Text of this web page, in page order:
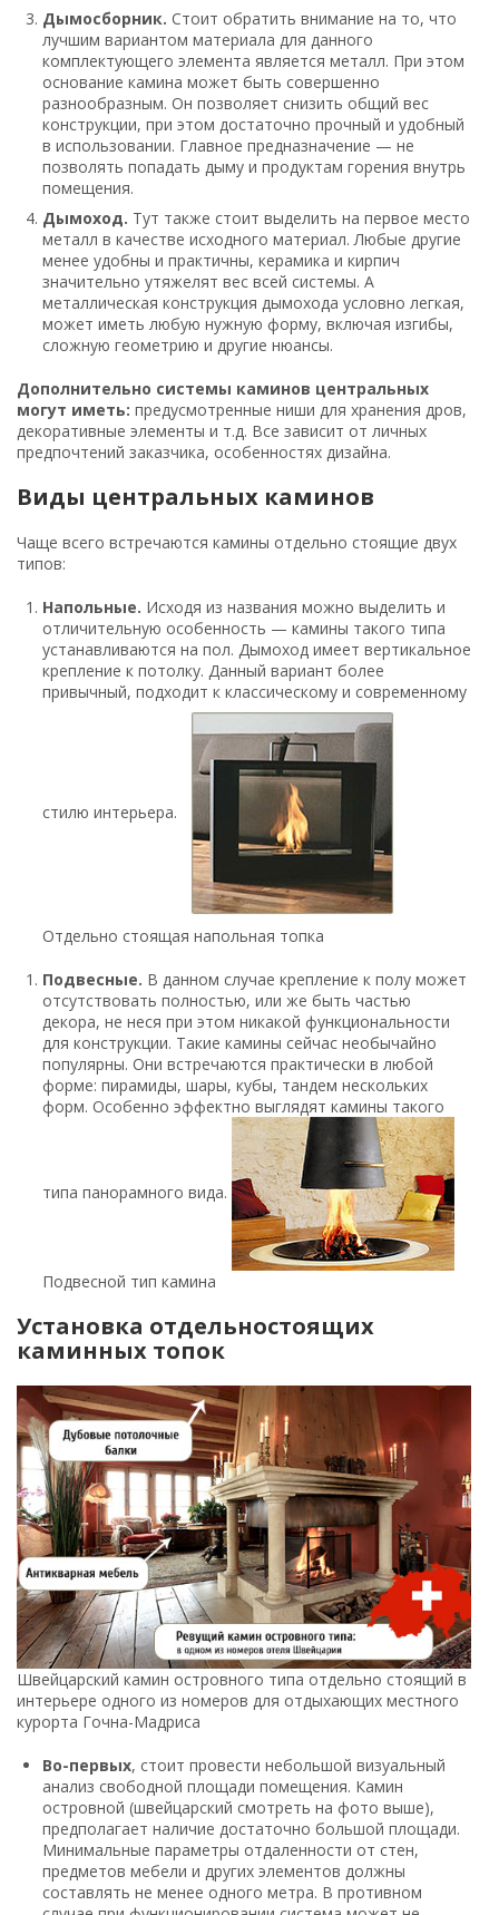
Дымосборник. Стоит обратить внимание на то, что
лучшим вариантом материала для данного
комплектующего элемента является металл. При этом
основание камина может быть совершенно
разнообразным. Он позволяет снизить общий вес
конструкции, при этом достаточно прочный и удобный
в использовании. Главное предназначение — не
позволять попадать дыму и продуктам горения внутрь
помещения.
Дымоход. Тут также стоит выделить на первое место
металл в качестве исходного материал. Любые другие
менее удобны и практичны, керамика и кирпич
значительно утяжелят вес всей системы. А
металлическая конструкция дымохода условно легкая,
может иметь любую нужную форму, включая изгибы,
сложную геометрию и другие нюансы.
Дополнительно системы каминов центральных
могут иметь: предусмотренные ниши для хранения дров,
декоративные элементы и т.д. Все зависит от личных
предпочтений заказчика, особенностях дизайна.
Виды центральных каминов
Чаще всего встречаются камины отдельно стоящие двух
типов:
Напольные. Исходя из названия можно выделить и
отличительную особенность — камины такого типа
устанавливаются на пол. Дымоход имеет вертикальное
крепление к потолку. Данный вариант более
привычный, подходит к классическому и современному
стилю интерьера.
Отдельно стоящая напольная топка
Подвесные. В данном случае крепление к полу может
отсутствовать полностью, или же быть частью
декора, не неся при этом никакой функциональности
для конструкции. Такие камины сейчас необычайно
популярны. Они встречаются практически в любой
форме: пирамиды, шары, кубы, тандем нескольких
форм. Особенно эффектно выглядят камины такого
типа панорамного вида.
Подвесной тип камина
Установка отдельностоящих
каминных топок
Швейцарский камин островного типа отдельно стоящий в
интерьере одного из номеров для отдыхающих местного
курорта Гочна-Мадриса
Во-первых, стоит провести небольшой визуальный
анализ свободной площади помещения. Камин
островной (швейцарский смотреть на фото выше),
предполагает наличие достаточно большой площади.
Минимальные параметры отдаленности от стен,
предметов мебели и других элементов должны
составлять не менее одного метра. В противном